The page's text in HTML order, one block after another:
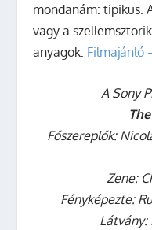
mondanám: tipikus.
vagy a
anyagok: Filmajánló
A Sony
Főszereplők:
Zene:
Fényképezte:
Látvány: